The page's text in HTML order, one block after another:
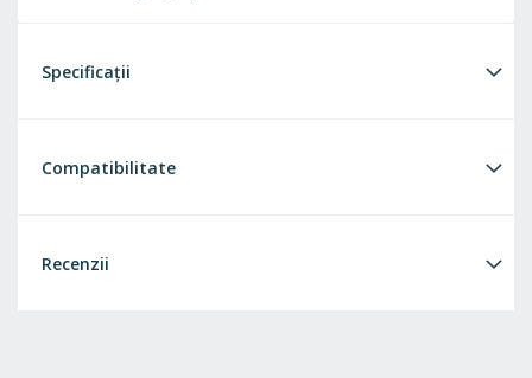
Specificații
Compatibilitate
Recenzii